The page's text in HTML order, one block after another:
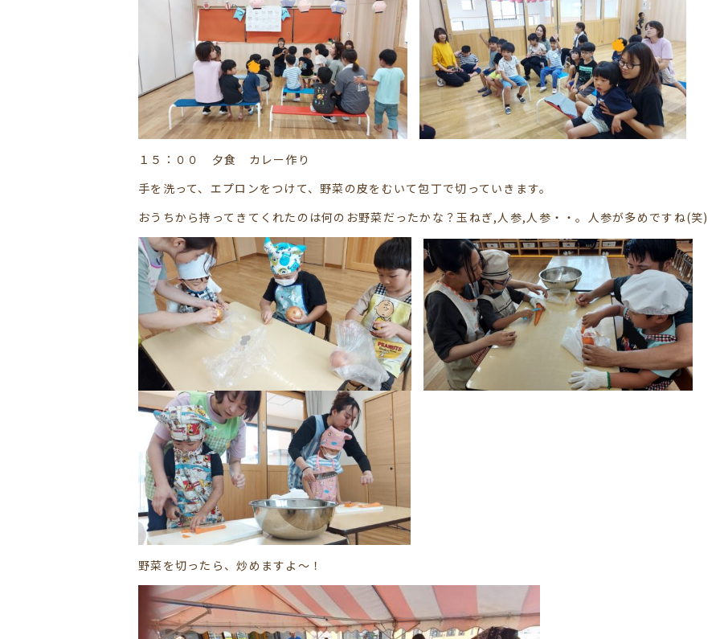
１５：００ 夕食 カレー作り
手を洗って、エプロンをつけて、野菜の皮をむいて包丁で切っていきます。
おうちから持ってきてくれたのは何のお野菜だったかな？玉ねぎ,人参,人参・・。人参が多めですね(笑)
野菜を切ったら、炒めますよ～！